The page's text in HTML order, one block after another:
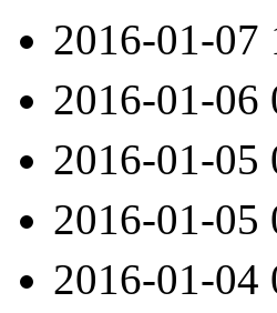
2016-01-07
2016-01-06
2016-01-05
2016-01-05
2016-01-04